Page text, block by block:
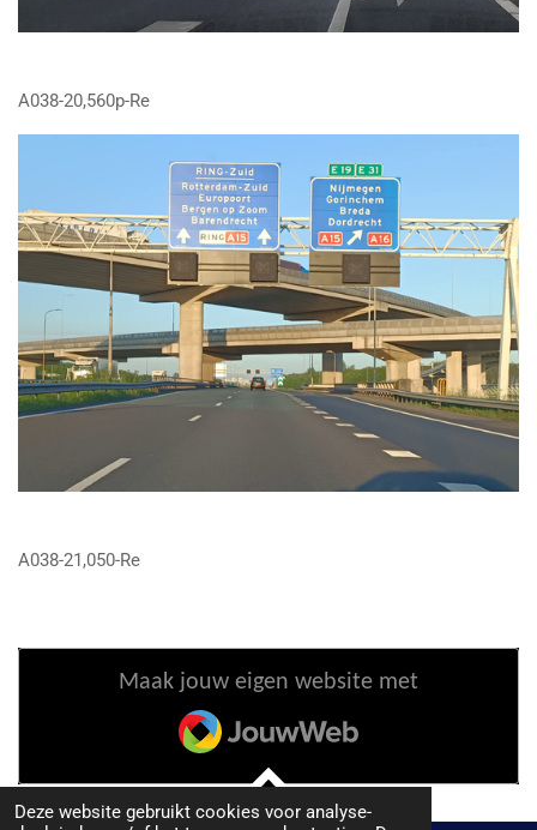
Deze website gebruikt cookies voor analyse-
A038-20,560p-Re
A038-21,050-Re
Maak jouw eigen website met
JouwWeb
TOP